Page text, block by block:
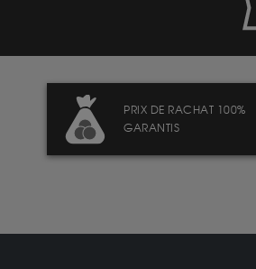
PRIX DE RACHAT 100%
GARANTIS